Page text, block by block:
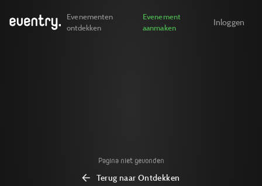
Evenementen
ontdekken
Evenement
aanmaken
Inloggen
Pagina niet gevonden
Terug naar Ontdekken